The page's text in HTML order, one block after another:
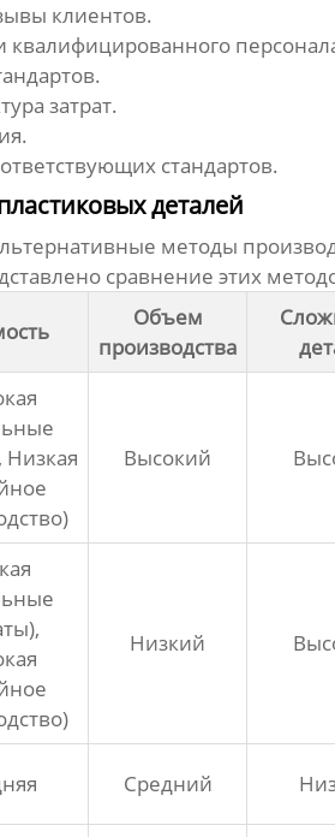
клиентов.
затрат.
стандартов.
деталей
методы
сравнение этих
Объем
производства
Низкая
Высокий
Низкий
Средний